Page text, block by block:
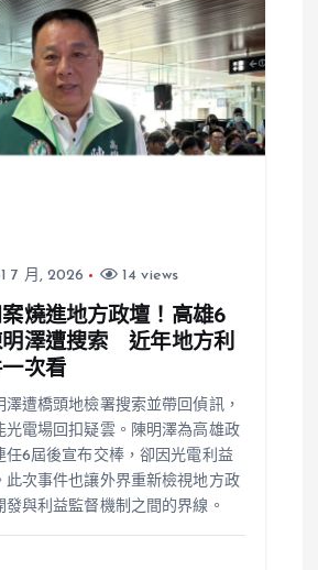
7 月, 2026 14 views
燒進地方政壇！高雄6
明澤遭搜索 近年地方利
次看
澤遭橋頭地檢署搜索並帶回偵訊，
光電場回扣疑雲。陳明澤為高雄政
任6屆後宣布交棒，卻因光電利益
此次事件也讓外界重新檢視地方政
與利益監督機制之間的界線。